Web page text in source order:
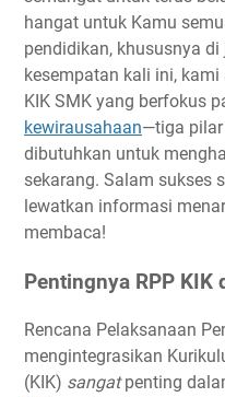
hangat untuk Kamu
pendidikan, khususnya
kesempatan kali ini,
KIK SMK yang berfokus
kewirausahaan—tiga
dibutuhkan untuk
sekarang. Salam sukses
lewatkan informasi
membaca!
Pentingnya RPP KIK
Rencana Pelaksanaan
mengintegrasikan
(KIK) sangatpenting